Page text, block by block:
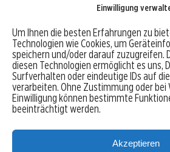
Einwilligung
Um Ihnen die besten Erfahrungen zu
Technologien wie Cookies, um
speichern und/oder darauf zuzugreifen.
diesen Technologien ermöglicht es uns,
Surfverhalten oder eindeutige IDs auf
verarbeiten. Ohne Zustimmung oder bei
Einwilligung können bestimmte
beeinträchtigt werden.
Akzeptieren
Robo-Advisor vergleichen
Depotvergleich
Festgeld vergleichen
Tagesgeld vergleichen